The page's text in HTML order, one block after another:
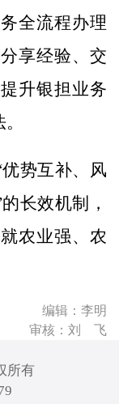
全流程办理
享经验、交
升银担业务
势互补、风
长效机制，
农业强、农
编辑：李明
审核：刘 飞
所有